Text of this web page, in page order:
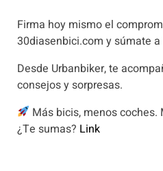
Firma hoy mismo el
30diasenbici.com y súmate
Desde Urbanbiker, te
consejos y sorpresas.
Más bicis, menos
¿Te sumas? Link